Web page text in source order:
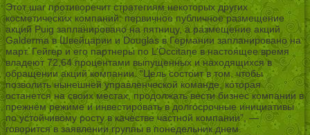
Этот шаг противоречит стратегиям некоторых других
косметических компаний: первичное публичное размещение
акций Puig запланировано на пятницу, а размещение акций
Galderma в Швейцарии и Douglas в Германии запланировано на
март. Гейгер и его партнеры по L’Occitane в настоящее время
владеют 72,64 процентами выпущенных и находящихся в
обращении акций компании. “Цель состоит в том, чтобы
позволить нынешней управленческой команде, которая
останется на своих местах, продолжать вести бизнес компании в
прежнем режиме и инвестировать в долгосрочные инициативы
по устойчивому росту в качестве частной компании”, —
говорится в заявлении группы в понедельник днем.